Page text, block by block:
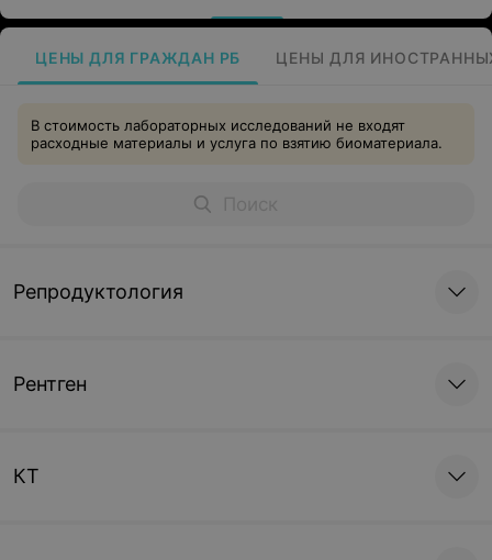
ЦЕНЫ ДЛЯ ГРАЖДАН РБ ЦЕНЫ ДЛЯ
В стоимость лабораторных исследований не входят
расходные материалы и услуга по взятию биоматериала.
Репродуктология
Рентген
КТ